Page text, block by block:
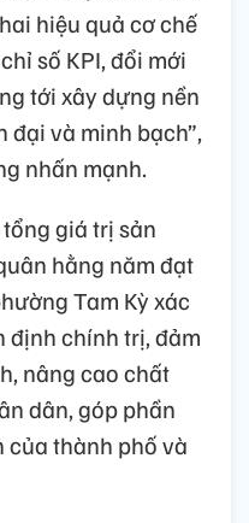
hiệu quả cơ chế
số KPI, đổi mới
tới xây dựng nền
đại và minh bạch”,
nhấn mạnh.
giá trị sản
hằng năm đạt
Tam Kỳ xác
định chính trị, đảm
nâng cao chất
dân, góp phần
thành phố và